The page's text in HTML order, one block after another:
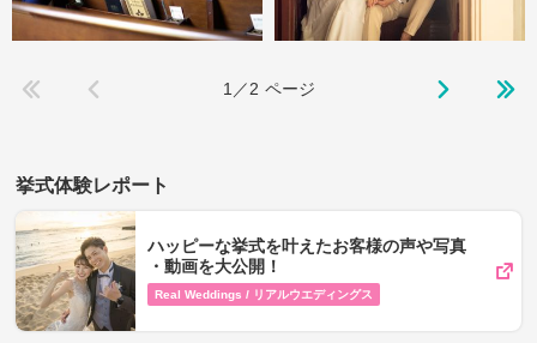
1／2 ページ
挙式体験レポート
ハッピーな挙式を叶えたお客様の声や写真​
・動画を​大公開！
Real Weddings / リアルウエディングス